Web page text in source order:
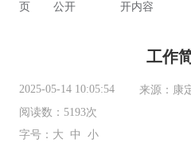
页
公开
开内容
工作
2025-05-14 10:05:54 来源： 康
阅读数： 5193次
字号： 大 中 小